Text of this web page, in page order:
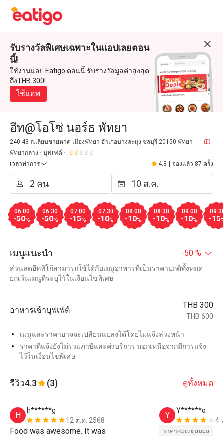
รับรางวัลพิเศษเฉพาะในแอปเลยตอน
นี้!
ใช้งานแอป Eatigo ตอนนี้ รับรางวัลมูลค่าสูงสุด
ถึงTHB 300!
ใช้แอพ
อีท@โอโซ่ นอร์ธ พัทยา
240 43 ถ.เลียบชายหาด เมืองพัทยา อำเภอบางละมุง ชลบุรี 20150 พัทยา
พัทยากลาง
บุฟเฟต์
เวลาทำการ
4.3 จองแล้ว 87 ครั้ง
06:00
-50%
06:30
-50%
07:00
-15%
07:30
-10%
08:00
-10%
08:30
-10%
09:00
-10% -15
เมนูแนะนำ -50 %
ส่วนลดอีททิโก้สามารถใช้ได้กับเมนูอาหารที่เป็นราคาปกติทั้งหมด
ยกเว้นเมนูที่ระบุไว้ในเงื่อนไขพิเศษ
อาหารเช้าบุฟเฟ่ต์
THB 300
THB 600
เมนูและราคาอาจจะเปลี่ยนแปลงได้โดยไม่แจ้งล่วงหน้า
ราคาที่แจ้งยังไม่รวมภาษีและค่าบริการ นอกเหนือจากมีการแจ้ง
ไว้ในเงื่อนไขพิเศษ
รีวิว4.3 (3) ดูทั้งหมด
H
h******g
12 ต.ค. 2568
Food was awesome. It was
Y
Y******o
4
ราคาสมเหตุสมผล